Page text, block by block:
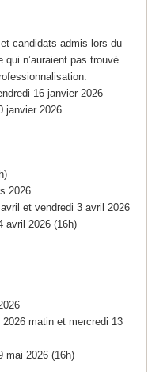
candidats admis lors du
qui n’auraient pas trouvé
16 janvier 2026
janvier 2026
2026
et vendredi 3 avril 2026
avril 2026 (16h)
matin et mercredi 13
mai 2026 (16h)